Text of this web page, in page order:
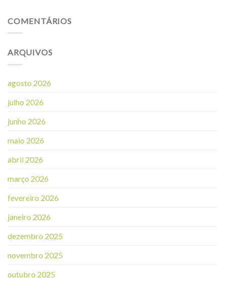
COMENTÁRIOS
ARQUIVOS
agosto 2026
julho 2026
junho 2026
maio 2026
abril 2026
março 2026
fevereiro 2026
janeiro 2026
dezembro 2025
novembro 2025
outubro 2025